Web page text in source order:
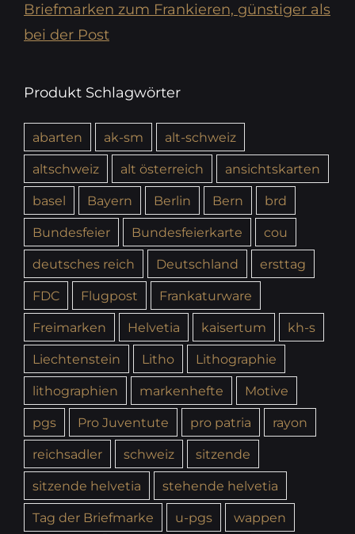
Briefmarken zum Frankieren, günstiger als
bei der Post
Produkt Schlagwörter
abarten ak-sm
alt-schweiz
altschweiz
alt österreich
ansichtskarten
basel
Bayern Berlin Bern
brd
Bundesfeier
Bundesfeierkarte
cou
deutsches reich
Deutschland
ersttag
FDC
Flugpost
Frankaturware
Freimarken
Helvetia kaisertum
kh-s
Liechtenstein
Litho
Lithographie
lithographien
markenhefte
Motive
pgs
Pro Juventute pro patria
rayon
reichsadler
schweiz
sitzende
sitzende helvetia
stehende helvetia
Tag der Briefmarke
u-pgs
wappen